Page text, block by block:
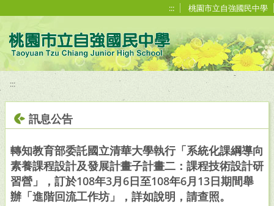
::: 桃園市立自強國民中學
:::
訊息公告
轉知教育部委託國立清華大學執行「系統化課綱導向
素養課程設計及發展計畫子計畫二：課程技術設計研
習營」，訂於108年3月6日至108年6月13日期間舉
辦「進階回流工作坊」，詳如說明，請查照。